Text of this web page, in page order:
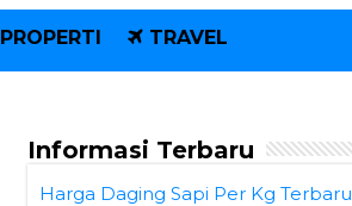
PROPERTI TRAVEL
Informasi Terbaru
Harga Daging Sapi Per Kg Terbaru